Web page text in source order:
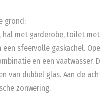
grond:
hal met garderobe, toilet
een sfeervolle gaskachel.
en een vaatwasser.
van dubbel glas. Aan de
zonwering.